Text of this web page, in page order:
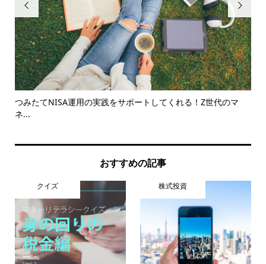

つみたてNISA運用の実践をサポートしてくれる！Z世代のマ
ネ...

おすすめの記事
クイズ 株式投資